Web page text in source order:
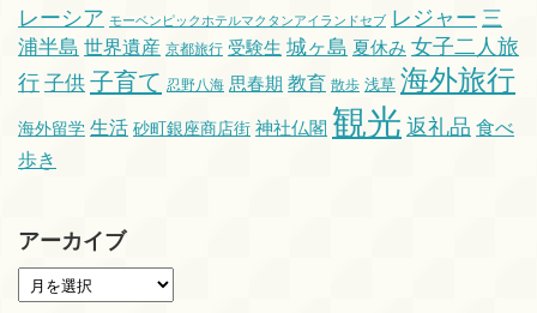
レーシア モーベンピックホテルマクタンアイランドセブ レジャー 三
浦半島 世界遺産 京都旅行 受験生 城ヶ島 夏休み 女子二人旅
行 子供 子育て 忍野八海 思春期 教育 散歩 浅草 海外旅行
海外留学 生活 砂町銀座商店街 神社仏閣 観光 返礼品 食べ
歩き
アーカイブ